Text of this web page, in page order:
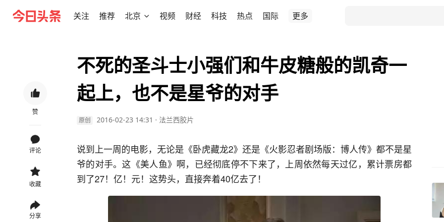
关注 推荐 北京 视频 财经 科技 热点 国际 更多
赞
评论
收藏
分享
不死的圣斗士小强们和牛皮糖般的凯奇一
起上，也不是星爷的对手
原创 2016-02-23 14:31 · 法兰西胶片
说到上一周的电影，无论是《卧虎藏龙2》还是《火影忍者剧场版：博人传》都不是星
爷的对手。这《美人鱼》啊，已经彻底停不下来了，上周依然每天过亿，累计票房都
到了27！亿！元！这势头，直接奔着40亿去了！